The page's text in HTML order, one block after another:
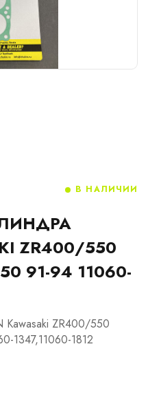
ZR400/550
91-94 11060-
Kawasaki ZR400/550
1347,11060-1812
В НАЛИЧИИ